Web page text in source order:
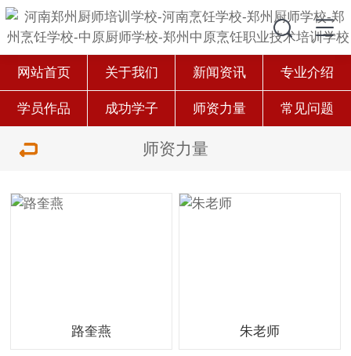
网站首页 关于我们 新闻资讯 专业介绍
学员作品 成功学子 师资力量 常见问题
师资力量
路奎燕 朱老师